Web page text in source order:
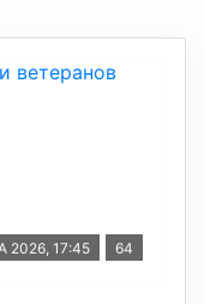
2026, 17:45 64